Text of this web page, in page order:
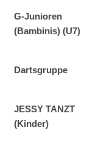
G-Junioren
(Bambinis) (U7)
Dartsgruppe
JESSY TANZT
(Kinder)